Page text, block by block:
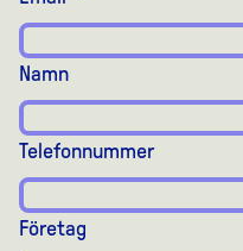
Namn
Telefonnummer
Företag